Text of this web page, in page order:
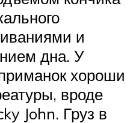
и
дна. У
хороши
вроде
John. Груз в